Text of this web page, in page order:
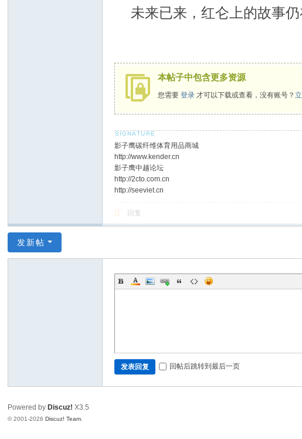
未来已来，红仑上的故事仍
本帖子中包含更多资源
您需要登录 才可以下载或查看，没有账号？
影子鹰碳纤维体育用品商城
http://www.kender.cn
影子鹰中越论坛
http://2cto.com.cn
http://seeviet.cn
回复
发新帖
发表回复 回帖后跳转到最后一页
Powered by Discuz! X3.5
© 2001-2026Discuz! Team